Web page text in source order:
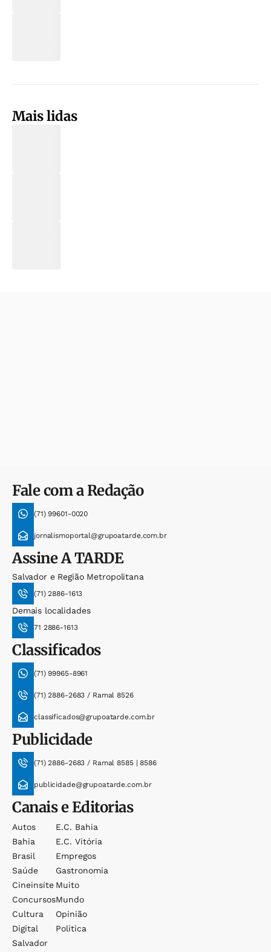
Mais lidas
Fale com a Redação
(71) 99601-0020
jornalismoportal@grupoatarde.com.br
AssineA TARDE
Salvador e Região Metropolitana
(71) 2886-1613
Demais localidades
71 2886-1613
Classificados
(71) 99965-8961
(71) 2886-2683 / Ramal 8526
classificados@grupoatarde.com.br
Publicidade
(71) 2886-2683 / Ramal 8585 | 8586
publicidade@grupoatarde.com.br
Canais e Editorias
Autos
Bahia
Brasil
Saúde
Cineinsite
Concursos
Cultura
Digital
Salvador
E.c. Bahia
E.c. Vitória
Empregos
Gastronomia
Muito
Mundo
Opinião
Política